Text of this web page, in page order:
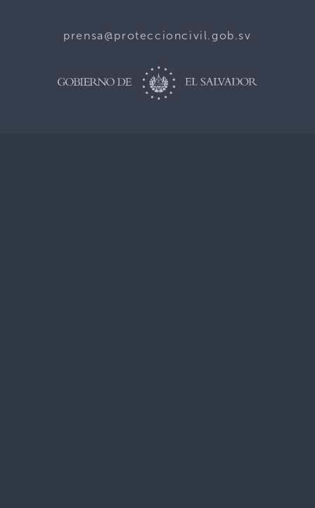
prensa@proteccioncivil.gob.sv